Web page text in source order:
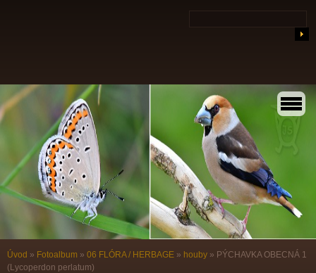
Úvod » Fotoalbum » 06 FLÓRA / HERBAGE » houby » PÝCHAVKA OBECNÁ 1
(Lycoperdon perlatum)